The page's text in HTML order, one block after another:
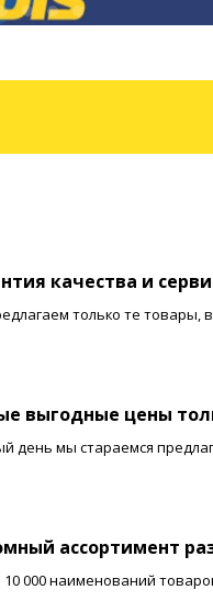
качества и
только те товары,
выгодные цены
день мы стараемся
ассортимент
10 000 наименований